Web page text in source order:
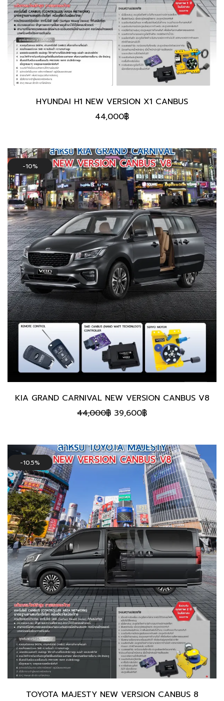
HYUNDAI H1 NEW VERSION X1 CANBUS
44,000฿
10%
KIA GRAND CARNIVAL NEW VERSION CANBUS V8
44,000฿ Original
44,000฿.
39,600฿Current
39,600฿.
10.5%
TOYOTA MAJESTY NEW VERSION CANBUS 8